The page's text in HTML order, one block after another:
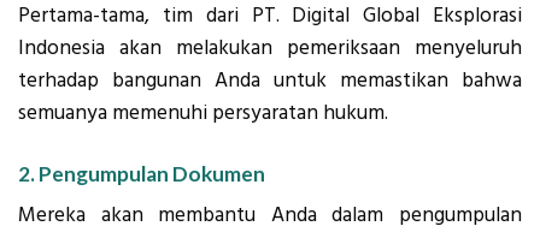
Pertama-tama, tim dari PT. Digital Global Eksplorasi
Indonesia akan melakukan pemeriksaan menyeluruh
terhadap bangunan Anda untuk memastikan bahwa
semuanya memenuhi persyaratan hukum.
2. Pengumpulan Dokumen
Mereka akan membantu Anda dalam pengumpulan